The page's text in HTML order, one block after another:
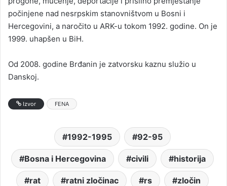
počinjene nad nesrpskim stanovništvom u Bosni i
Hercegovini, a naročito u ARK-u tokom 1992. godine. On je
1999. uhapšen u BiH.
Od 2008. godine Brđanin je zatvorsku kaznu služio u
Danskoj.
Izvor FENA
1992-1995 92-95
Bosna i Hercegovina civili historija
rat ratni zločinac rs zločin